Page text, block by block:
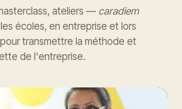
ateliers — caradiem
écoles, en entreprise et lors
transmettre la méthode et
de l'entreprise.